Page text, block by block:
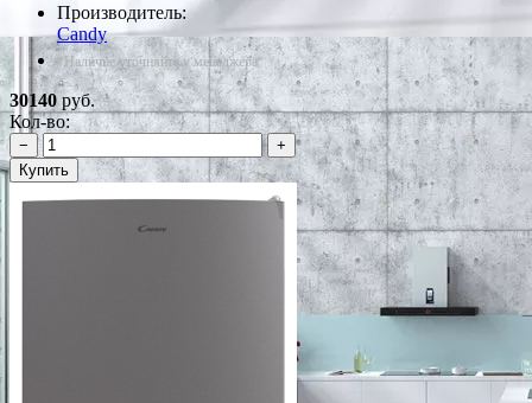
Производитель:
Candy
*Наличие уточняйте у менеджера
30140руб.
Кол-во:
−
+
Купить